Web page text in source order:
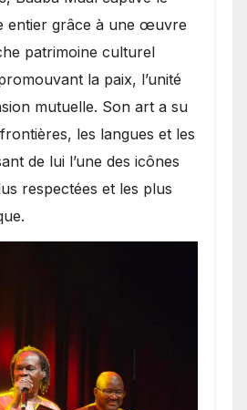
entier grâce à une œuvre
patrimoine culturel
la paix, l’unité
mutuelle. Son art a su
les langues et les
de lui l’une des icônes
respectées et les plus